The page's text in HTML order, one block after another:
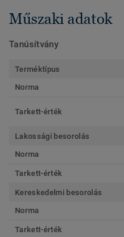
Műszaki adatok
Tanúsítvány
Terméktípus
Norma
Tarkett-érték
Lakossági besorolás
Norma
Tarkett-érték
Kereskedelmi besorolás
Norma
Tarkett-érték